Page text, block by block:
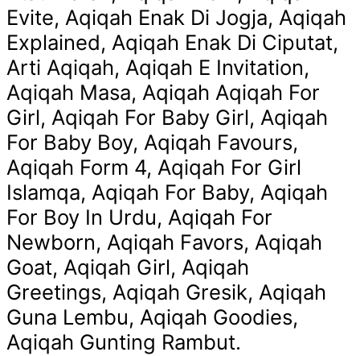
Evite, Aqiqah Enak Di Jogja, Aqiqah
Explained, Aqiqah Enak Di Ciputat,
Arti Aqiqah, Aqiqah E Invitation,
Aqiqah Masa, Aqiqah Aqiqah For
Girl, Aqiqah For Baby Girl, Aqiqah
For Baby Boy, Aqiqah Favours,
Aqiqah Form 4, Aqiqah For Girl
Islamqa, Aqiqah For Baby, Aqiqah
For Boy In Urdu, Aqiqah For
Newborn, Aqiqah Favors, Aqiqah
Goat, Aqiqah Girl, Aqiqah
Greetings, Aqiqah Gresik, Aqiqah
Guna Lembu, Aqiqah Goodies,
Aqiqah Gunting Rambut.